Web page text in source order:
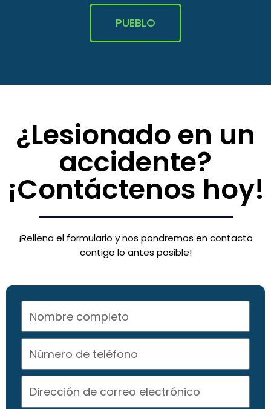
PUEBLO
¿Lesionado en un
accidente?
¡Contáctenos hoy!
¡Rellena el formulario y nos pondremos en contacto
contigo lo antes posible!